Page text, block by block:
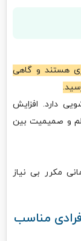
هستند و گاهی
دارد. افزایش
و صمیمیت بین
مکرر بی نیاز
مناسب